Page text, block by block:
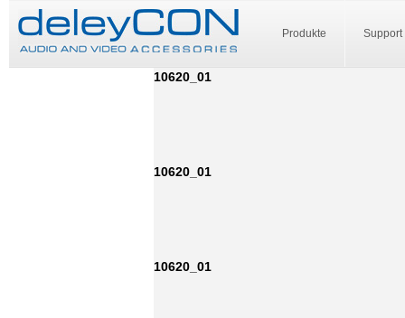
Produkte Support
10620_01
10620_01
10620_01